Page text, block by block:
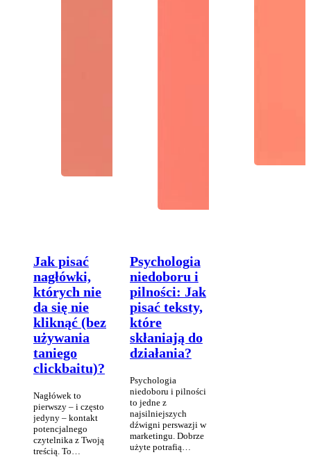
Jak pisać
nagłówki,
których nie
da się nie
kliknąć (bez
używania
taniego
clickbaitu)?
Nagłówek to
pierwszy – i często
jedyny – kontakt
potencjalnego
czytelnika z Twoją
treścią. To…
Psychologia
niedoboru i
pilności: Jak
pisać teksty,
które
skłaniają do
działania?
Psychologia
niedoboru i pilności
to jedne z
najsilniejszych
dźwigni perswazji w
marketingu. Dobrze
użyte potrafią…